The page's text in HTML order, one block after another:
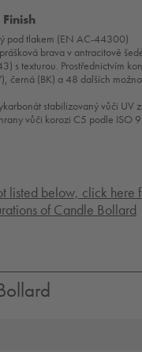
pod tlakem (EN AC-44300)
brava v antracitově
s texturou. Prostřednictvím
černá (BK) a 48 dalších
stabilizovaný vůči UV
vůči korozi C5 podle ISO
listed below, click here
of Candle Bollard